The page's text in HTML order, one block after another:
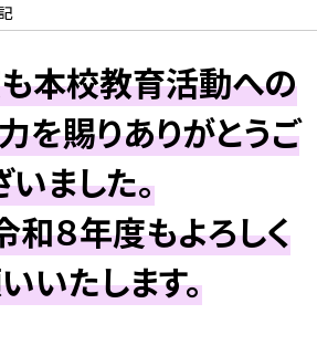
本校教育活動への
を賜りありがとうご
いました。
和８年度もよろしく
いたします。